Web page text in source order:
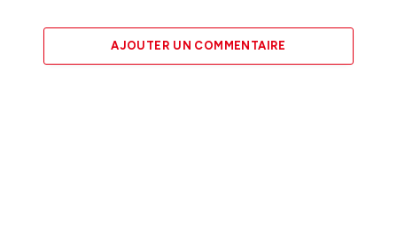
AJOUTER UN COMMENTAIRE